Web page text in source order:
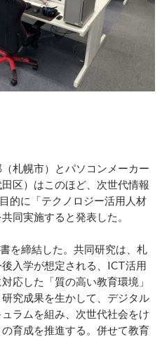
札幌市）とパソコンメーカー
区）はこのほど、次世代情報
的に「テクノロジー活用人材
同実施すると発表した。
を締結した。共同研究は、札
入学が想定される、ICT活用
応した「質の高い教育環境」
究成果を生かして、デジタル
ラムを組み、次世代社会をけ
育成を推進する。併せて教育